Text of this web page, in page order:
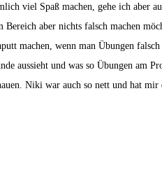
viel Spaß machen, gehe ich aber
aber nichts falsch machen
machen, wenn man Übungen
aussieht und was so Übungen am
Niki war auch so nett und hat